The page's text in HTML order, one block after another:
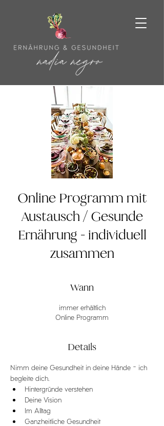
Online Programm mit
Austausch / Gesunde
Ernährung - individuell
zusammen
Wann
immer erhältlich
Online Programm
Details
Nimm deine Gesundheit in deine Hände - ich
begleite dich.
Hintergründe verstehen
Deine Vision
Im Alltag
Ganzheitliche Gesundheit